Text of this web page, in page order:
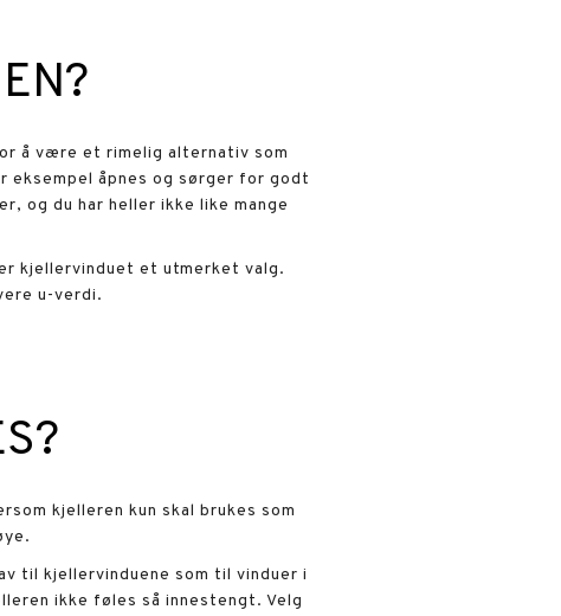
å være et rimelig alternativ som
eksempel åpnes og sørger for godt
og du har heller ikke like mange
kjellervinduet et utmerket valg.
u-verdi.
kjelleren kun skal brukes som
til kjellervinduene som til vinduer i
ikke føles så innestengt. Velg